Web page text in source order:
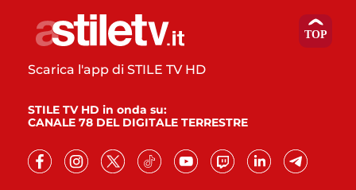
Scarica l'app di STILE TV HD
STILE TV HD in onda su:
CANALE 78 DEL DIGITALE TERRESTRE